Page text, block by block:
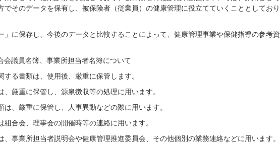
でそのデータを保有し、被保険者（従業員）の健康管理に役立てていくこととしており
」に保存し、今後のデータと比較することによって、健康管理事業や保健指導の参考資
会議員名簿、事業所担当者名簿について
る書類は、使用後、厳重に保管します。
厳重に保管し、源泉徴収等の処理に用います。
は、厳重に保管し、人事異動などの際に用います。
合会、理事会の開催時等の連絡に用います。
、事業所担当者説明会や健康管理推進委員会、その他個別の業務連絡などに用います。